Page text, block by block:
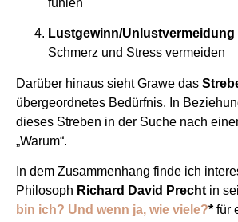
Lustgewinn/Unlustvermeidung
Schmerz und Stress vermeiden
Darüber hinaus sieht Grawe das
übergeordnetes Bedürfnis. In
dieses Streben in der Suche nach
„Warum“.
In dem Zusammenhang finde ich
Philosoph Richard David Precht in
bin ich? Und wenn ja, wie viele?* für